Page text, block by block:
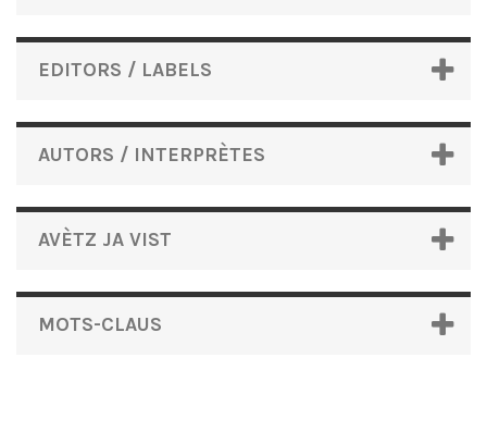
EDITORS / LABELS
AUTORS / INTERPRÈTES
AVÈTZ JA VIST
MOTS-CLAUS